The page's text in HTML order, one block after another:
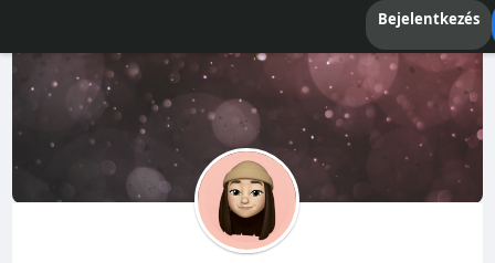
Bejelentkezés